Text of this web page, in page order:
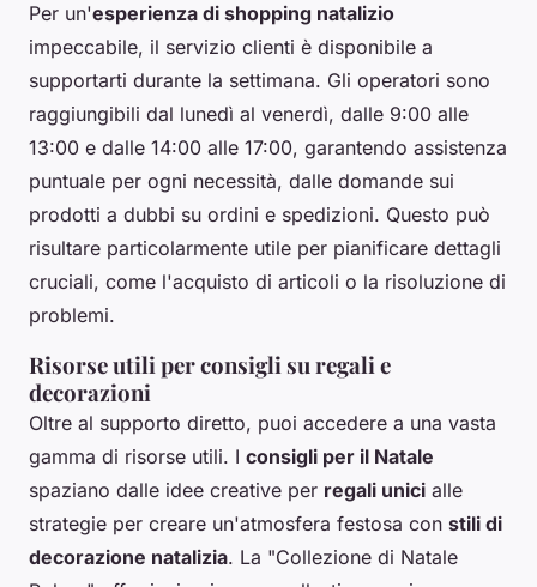
Per un'esperienza di shopping natalizio
impeccabile, il servizio clienti è disponibile a
supportarti durante la settimana. Gli operatori sono
raggiungibili dal lunedì al venerdì, dalle 9:00 alle
13:00 e dalle 14:00 alle 17:00, garantendo assistenza
puntuale per ogni necessità, dalle domande sui
prodotti a dubbi su ordini e spedizioni. Questo può
risultare particolarmente utile per pianificare dettagli
cruciali, come l'acquisto di articoli o la risoluzione di
problemi.
Risorse utili per consigli su regali e
decorazioni
Oltre al supporto diretto, puoi accedere a una vasta
gamma di risorse utili. I consigli per il Natale
spaziano dalle idee creative per regali unici alle
strategie per creare un'atmosfera festosa con stili di
decorazione natalizia. La "Collezione di Natale